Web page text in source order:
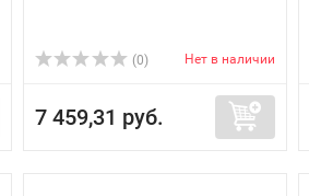
(0) Нет в наличии
7 459,31 руб.